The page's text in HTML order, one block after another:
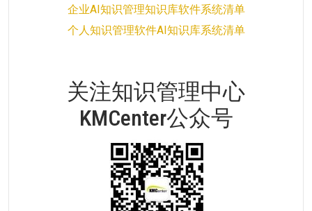
企业AI知识管理知识库软件系统清单
个人知识管理软件AI知识库系统清单
关注知识管理中心
KMCenter公众号